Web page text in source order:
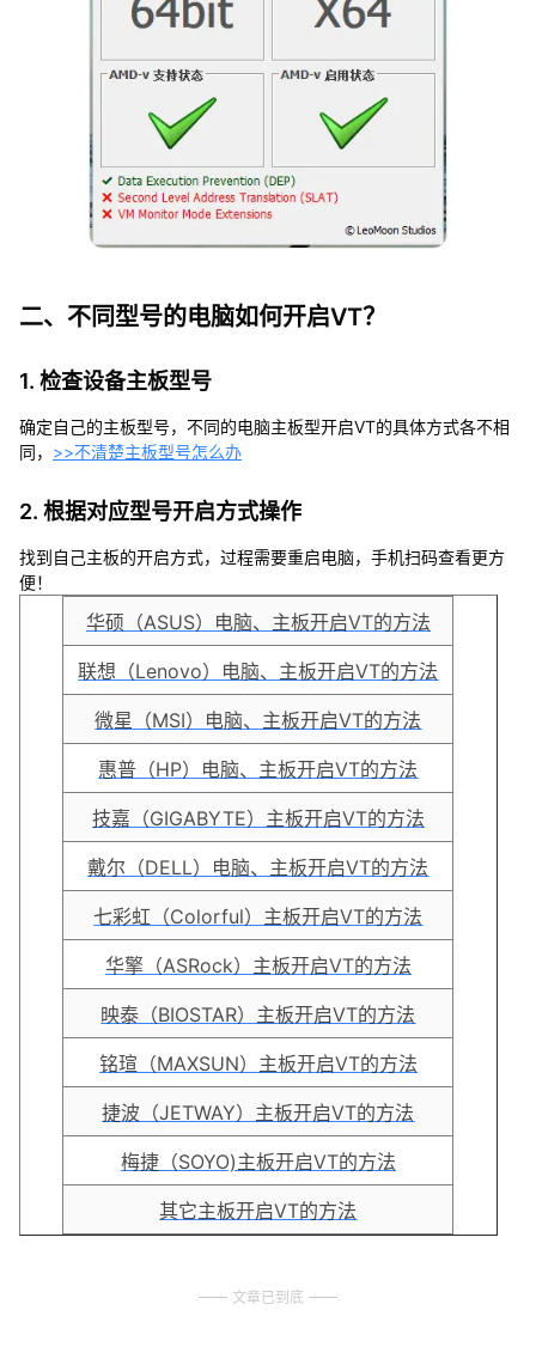
二、不同型号的电脑如何开启VT？
1. 检查设备主板型号
确定自己的主板型号，不同的电脑主板型开启VT的具体方式各不相
同， >>不清楚主板型号怎么办
2. 根据对应型号开启方式操作
找到自己主板的开启方式，过程需要重启电脑，手机扫码查看更方
便！
华硕（ASUS）电脑、主板开启VT的方法
联想（Lenovo）电脑、主板开启VT的方法
微星（MSI）电脑、主板开启VT的方法
惠普（HP）电脑、主板开启VT的方法
技嘉（GIGABYTE）主板开启VT的方法
戴尔（DELL）电脑、主板开启VT的方法
七彩虹（Colorful）主板开启VT的方法
华擎（ASRock）主板开启VT的方法
映泰（BIOSTAR）主板开启VT的方法
铭瑄（MAXSUN）主板开启VT的方法
捷波（JETWAY）主板开启VT的方法
梅捷（SOYO)主板开启VT的方法
其它主板开启VT的方法
文章已到底